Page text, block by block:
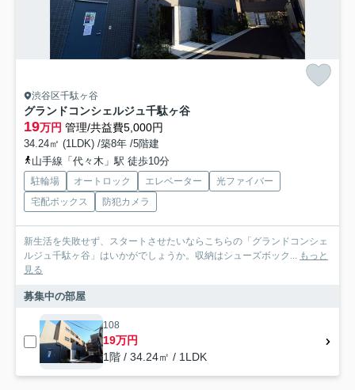
渋谷区千駄ヶ谷
グランドコンシェルジュ千駄ヶ谷
19万円 管理/共益費5,000円
34.24㎡ (1LDK) /築8年 /5階建
山手線「代々木」駅 徒歩10分
駐輪場 オートロック エレベーター
光ファイバー
宅配ボックス
防犯カメラ
新生活を失敗せず、スタートさせたいならこちらの「グランドコンシェ
ルジュ千駄ヶ谷」はいかがでしょうか。収納はシューズボック... もっと
見る
募集中の部屋
108
19万円
1階 / 34.24㎡ / 1LDK